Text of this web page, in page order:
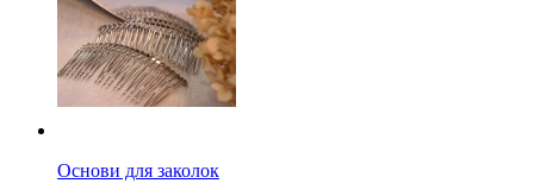
Основи для заколок